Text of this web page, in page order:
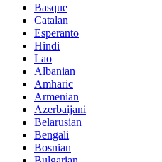
Basque
Catalan
Esperanto
Hindi
Lao
Albanian
Amharic
Armenian
Azerbaijani
Belarusian
Bengali
Bosnian